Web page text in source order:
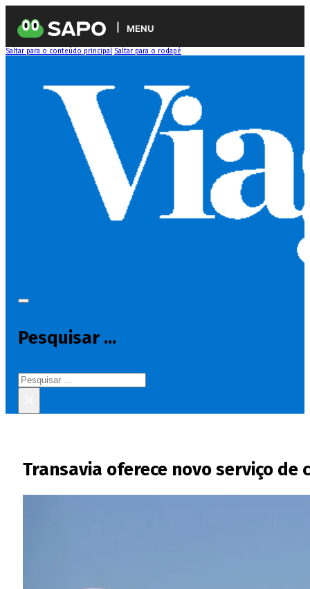
MENU
Saltar para o conteúdo principal Saltar para o rodapé
Pesquisar ...
Pesquisar
Transavia oferece novo serviço de